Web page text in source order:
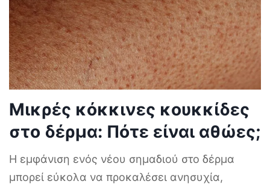
Μικρές κόκκινες κουκκίδες
στο δέρμα: Πότε είναι αθώες;
Η εμφάνιση ενός νέου σημαδιού στο δέρμα
μπορεί εύκολα να προκαλέσει ανησυχία,